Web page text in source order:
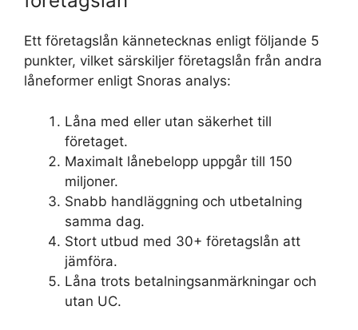
Ett företagslån kännetecknas enligt följande 5
punkter, vilket särskiljer företagslån från andra
låneformer enligt Snoras analys:
Låna med eller utan säkerhet till
företaget.
Maximalt lånebelopp uppgår till 150
miljoner.
Snabb handläggning och utbetalning
samma dag.
Stort utbud med 30+ företagslån att
jämföra.
Låna trots betalningsanmärkningar och
utan UC.